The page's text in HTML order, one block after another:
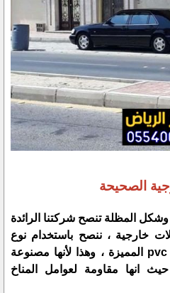
الصحيحة
وشكل المظلة تنصح شركتنا الرائدة
خارجية ، ننصح باستخدام نوع
تغطيات قماش البي في سي pvc المميزة ، وهذا لأنها مصنوعة
انها مقاومة لعوامل المناخ